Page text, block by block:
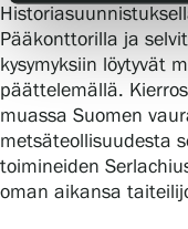
Pääkonttorilla ja
kysymyksiin löytyvät
päättelemällä.
muassa Suomen
metsäteollisuudesta
toimineiden
oman aikansa